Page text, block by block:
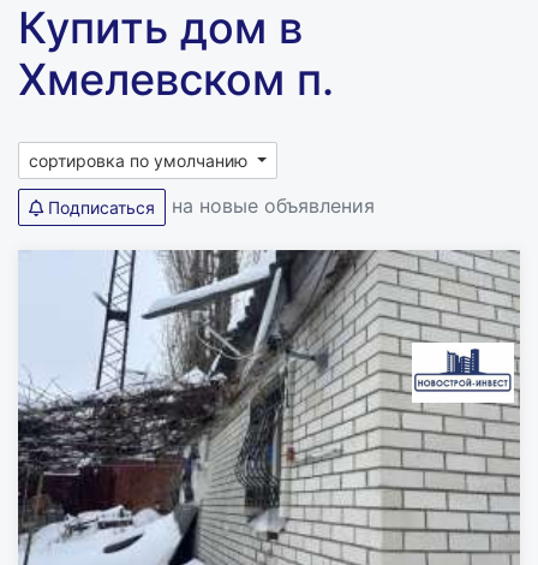
Купить дом в
Хмелевском п.
сортировка по умолчанию
Подписаться на новые объявления